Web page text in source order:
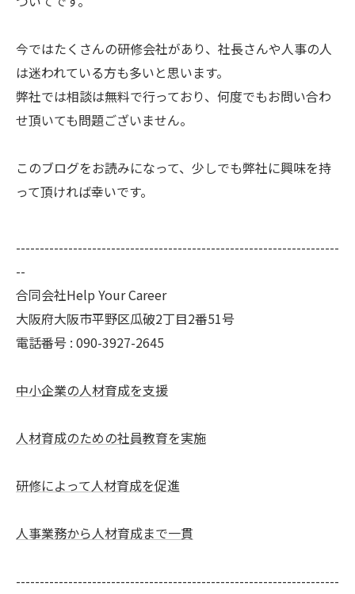
今ではたくさんの研修会社があり、社長さんや人事の人
は迷われている方も多いと思います。
弊社では相談は無料で行っており、何度でもお問い合わ
せ頂いても問題ございません。
このブログをお読みになって、少しでも弊社に興味を持
って頂ければ幸いです。
--------------------------------------------------------------------
--
合同会社Help Your Career
大阪府大阪市平野区瓜破2丁目2番51号
電話番号 : 090-3927-2645
中小企業の人材育成を支援
人材育成のための社員教育を実施
研修によって人材育成を促進
人事業務から人材育成まで一貫
--------------------------------------------------------------------